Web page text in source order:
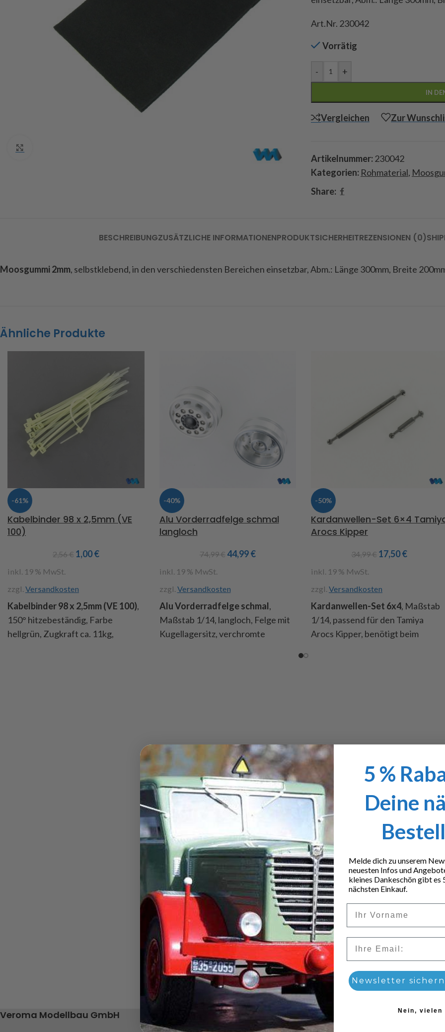
Art.Nr. 230042
Vorrätig
- +
IN
Vergleichen Zur
Artikelnummer: 230042
Kategorien: Rohmaterial,
Share:
BESCHREIBUNGZUSÄTZLICHE INFORMATIONENPRODUKTSICHERHEITREZENSIONEN (0)
Moosgummi 2mm, selbstklebend, in den verschiedensten Bereichen einsetzbar, Abm.: Länge 300mm, Breite
Ähnliche Produkte
-61%
Kabelbinder 98 x 2,5mm (VE
100)
2,56€ 1,00€
inkl. 19 % MwSt.
zzgl. Versandkosten
Kabelbinder 98 x 2,5mm (VE 100),
150° hitzebeständig, Farbe
hellgrün, Zugkraft ca. 11kg,
-40%
Alu Vorderradfelge schmal
langloch
74,99€ 44,99€
inkl. 19 % MwSt.
zzgl. Versandkosten
Alu Vorderradfelge schmal,
Maßstab 1/14, langloch, Felge mit
Kugellagersitz, verchromte
Achtung!
Nicht für Kinder unter
14 Jahren geeignet.
-50%
Kardanwellen-Set 6×4
Arocs Kipper
34,99€ 17,50€
inkl. 19 % MwSt.
zzgl. Versandkosten
Kardanwellen-Set 6x4, Maßstab
1/14, passend für den Tamiya
Arocs Kipper, benötigt beim
Veroma Modellbau GmbH Unsere Geschäftszeiten Menü
5 %
Deine
Melde dich zu unserem
neuesten Infos und
kleines Dankeschön gibt es
nächsten Einkauf.
Newsletter sichern
Nein, vielen